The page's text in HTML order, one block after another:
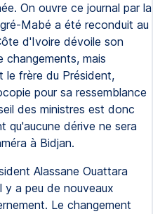
On ouvre ce journal par la
Mabé a été reconduit au
d'Ivoire dévoile son
changements, mais
le frère du Président,
pour sa ressemblance
des ministres est donc
qu'aucune dérive ne sera
à Bidjan.
Alassane Ouattara
y a peu de nouveaux
Le changement